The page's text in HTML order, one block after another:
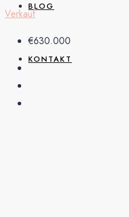
BLOG
KONTAKT
Verkauf
€630.000